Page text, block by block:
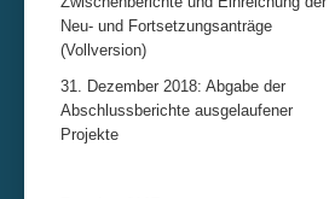
Neu- und Fortsetzungsanträge
(Vollversion)
31. Dezember 2018: Abgabe der
Abschlussberichte ausgelaufener
Projekte